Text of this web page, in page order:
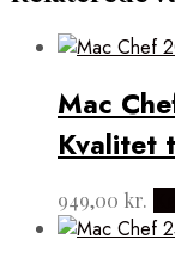
Mac
Kvalitet
949,00 kr.